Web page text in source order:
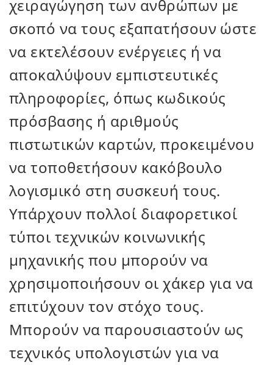
χειραγώγηση των ανθρώπων με
σκοπό να τους εξαπατήσουν ώστε
να εκτελέσουν ενέργειες ή να
αποκαλύψουν εμπιστευτικές
πληροφορίες, όπως κωδικούς
πρόσβασης ή αριθμούς
πιστωτικών καρτών, προκειμένου
να τοποθετήσουν κακόβουλο
λογισμικό στη συσκευή τους.
Υπάρχουν πολλοί διαφορετικοί
τύποι τεχνικών κοινωνικής
μηχανικής που μπορούν να
χρησιμοποιήσουν οι χάκερ για να
επιτύχουν τον στόχο τους.
Μπορούν να παρουσιαστούν ως
τεχνικός υπολογιστών για να